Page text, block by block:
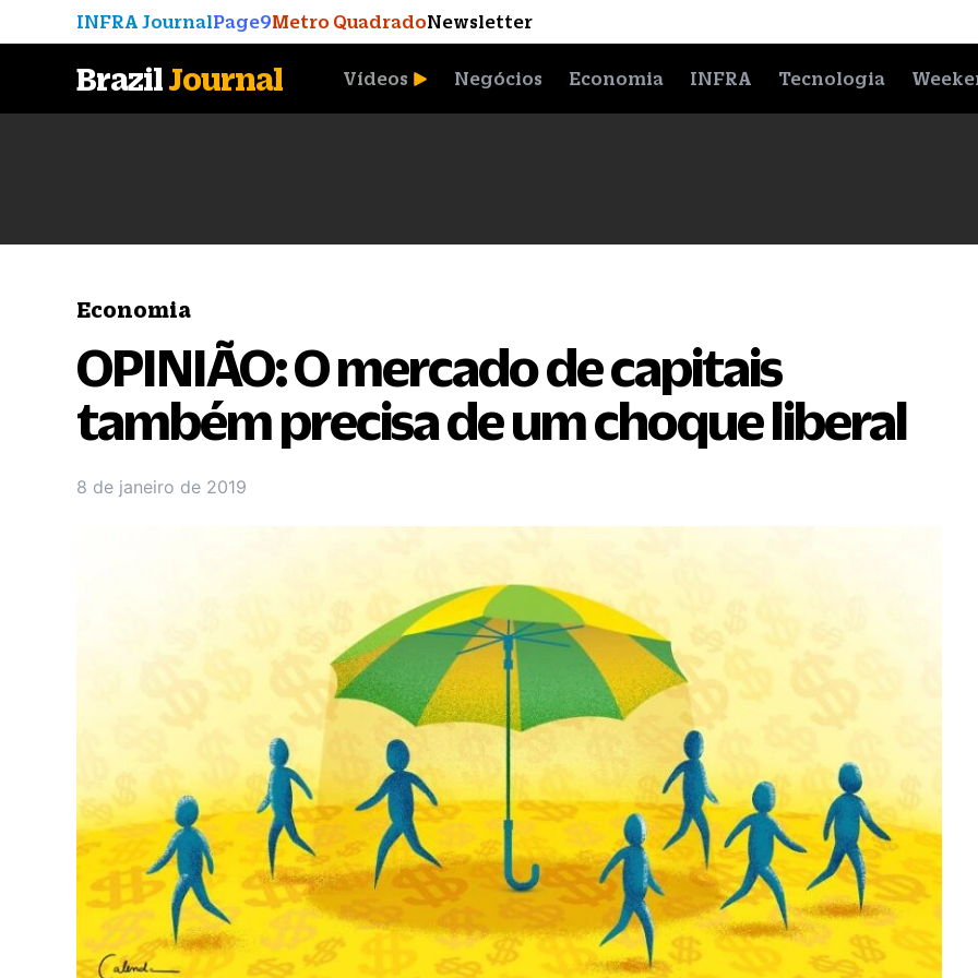
INFRA JournalPage9Metro QuadradoNewsletter
BrazilJournal Vídeos Negócios Economia INFRA Tecnologia
Economia
OPINIÃO: O mercado de capitais
também precisa de um choque liberal
8 de janeiro de 2019